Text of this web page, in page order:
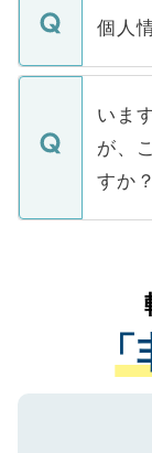
■応募
関を公
に、
みを
ていま
ん。
定を承
の辞
ます
個人
個人情
で、
など
ご本
支援
ている
は、
管理
る、
ご登
で、
いま
が、
すか？
かが
経験
させ
ない
ので、